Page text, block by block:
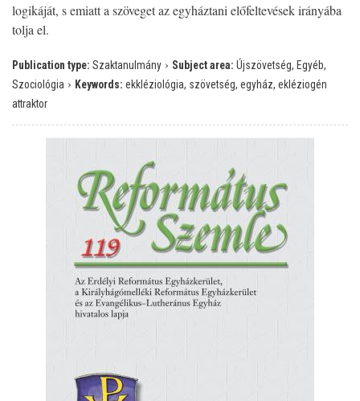
logikáját, s emiatt a szöveget az egyháztani előfeltevések irányába
tolja el.
Publication type: Szaktanulmány › Subject area: Újszövetség, Egyéb,
Szociológia › Keywords: ekkléziológia, szövetség, egyház, ekléziogén
attraktor